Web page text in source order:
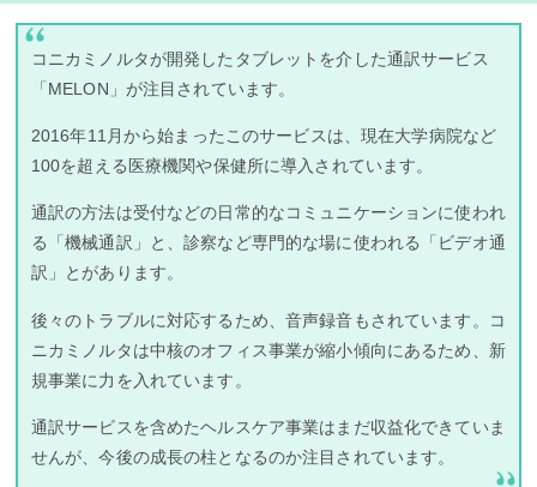
コニカミノルタが開発したタブレットを介した通訳サービス
「MELON」が注目されています。
2016年11月から始まったこのサービスは、現在大学病院など
100を超える医療機関や保健所に導入されています。
通訳の方法は受付などの日常的なコミュニケーションに使われ
る「機械通訳」と、診察など専門的な場に使われる「ビデオ通
訳」とがあります。
後々のトラブルに対応するため、音声録音もされています。コ
ニカミノルタは中核のオフィス事業が縮小傾向にあるため、新
規事業に力を入れています。
通訳サービスを含めたヘルスケア事業はまだ収益化できていま
せんが、今後の成長の柱となるのか注目されています。